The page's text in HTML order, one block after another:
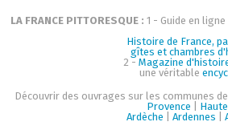
LA FRANCE PITTORESQUE : 1 - Guide en ligne
Histoire de France,
gîtes et chambres
2 - Magazine
une véritable
Découvrir des ouvrages sur les communes
Provence
Ardèche
Ardennes